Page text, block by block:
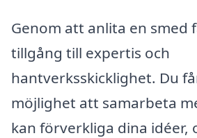
Genom att anlita en smed
tillgång till expertis och
hantverksskicklighet. Du
möjlighet att samarbeta
kan förverkliga dina idéer,